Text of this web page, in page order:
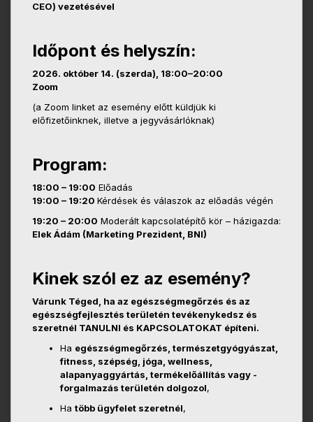
CEO) vezetésével
Időpont és helyszín:
2026. október 14. (szerda), 18:00–20:00
Zoom
(a Zoom linket az esemény előtt küldjük ki
előfizetőinknek, illetve a jegyvásárlóknak)
Program:
18:00 – 19:00 Előadás
19:00 – 19:20 Kérdések és válaszok az előadás végén
19:20 – 20:00 Moderált kapcsolatépítő kör – házigazda:
Elek Ádám (Marketing Prezident, BNI)
Kinek szól ez az esemény?
Várunk Téged, ha az egészségmegőrzés és az
egészségfejlesztés területén tevékenykedsz és
szeretnél TANULNI és KAPCSOLATOKAT építeni.
Ha egészségmegőrzés, természetgyógyászat,
fitness, szépség, jóga, wellness,
alapanyaggyártás, termékelőállítás vagy -
forgalmazás területén dolgozol,
Ha több ügyfelet szeretnél,